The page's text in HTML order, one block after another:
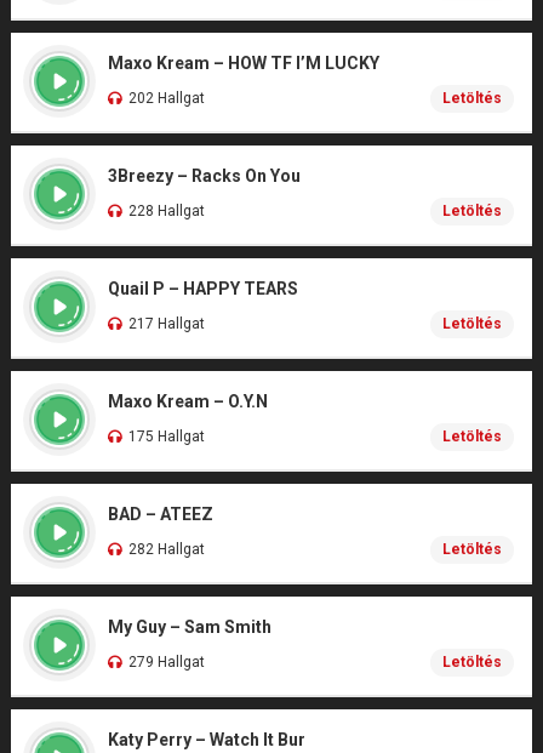
Maxo Kream – HOW TF I’M LUCKY
202 Hallgat Letöltés
3Breezy – Racks On You
228 Hallgat Letöltés
Quail P – HAPPY TEARS
217 Hallgat Letöltés
Maxo Kream – O.Y.N
175 Hallgat Letöltés
BAD – ATEEZ
282 Hallgat Letöltés
My Guy – Sam Smith
279 Hallgat Letöltés
Katy Perry – Watch It Bur